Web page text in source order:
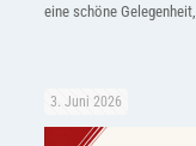
eine schöne
3. Juni 2026